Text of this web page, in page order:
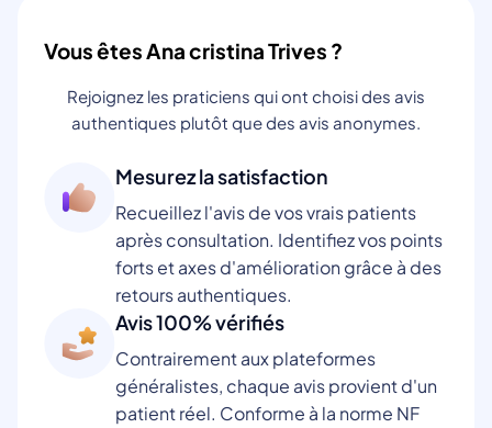
Vous êtes Ana cristina Trives ?
Rejoignez les praticiens qui ont choisi des avis
authentiques plutôt que des avis anonymes.
Mesurez la satisfaction
Recueillez l'avis de vos vrais patients
après consultation. Identifiez vos points
forts et axes d'amélioration grâce à des
retours authentiques.
Avis 100% vérifiés
Contrairement aux plateformes
généralistes, chaque avis provient d'un
patient réel. Conforme à la norme NF